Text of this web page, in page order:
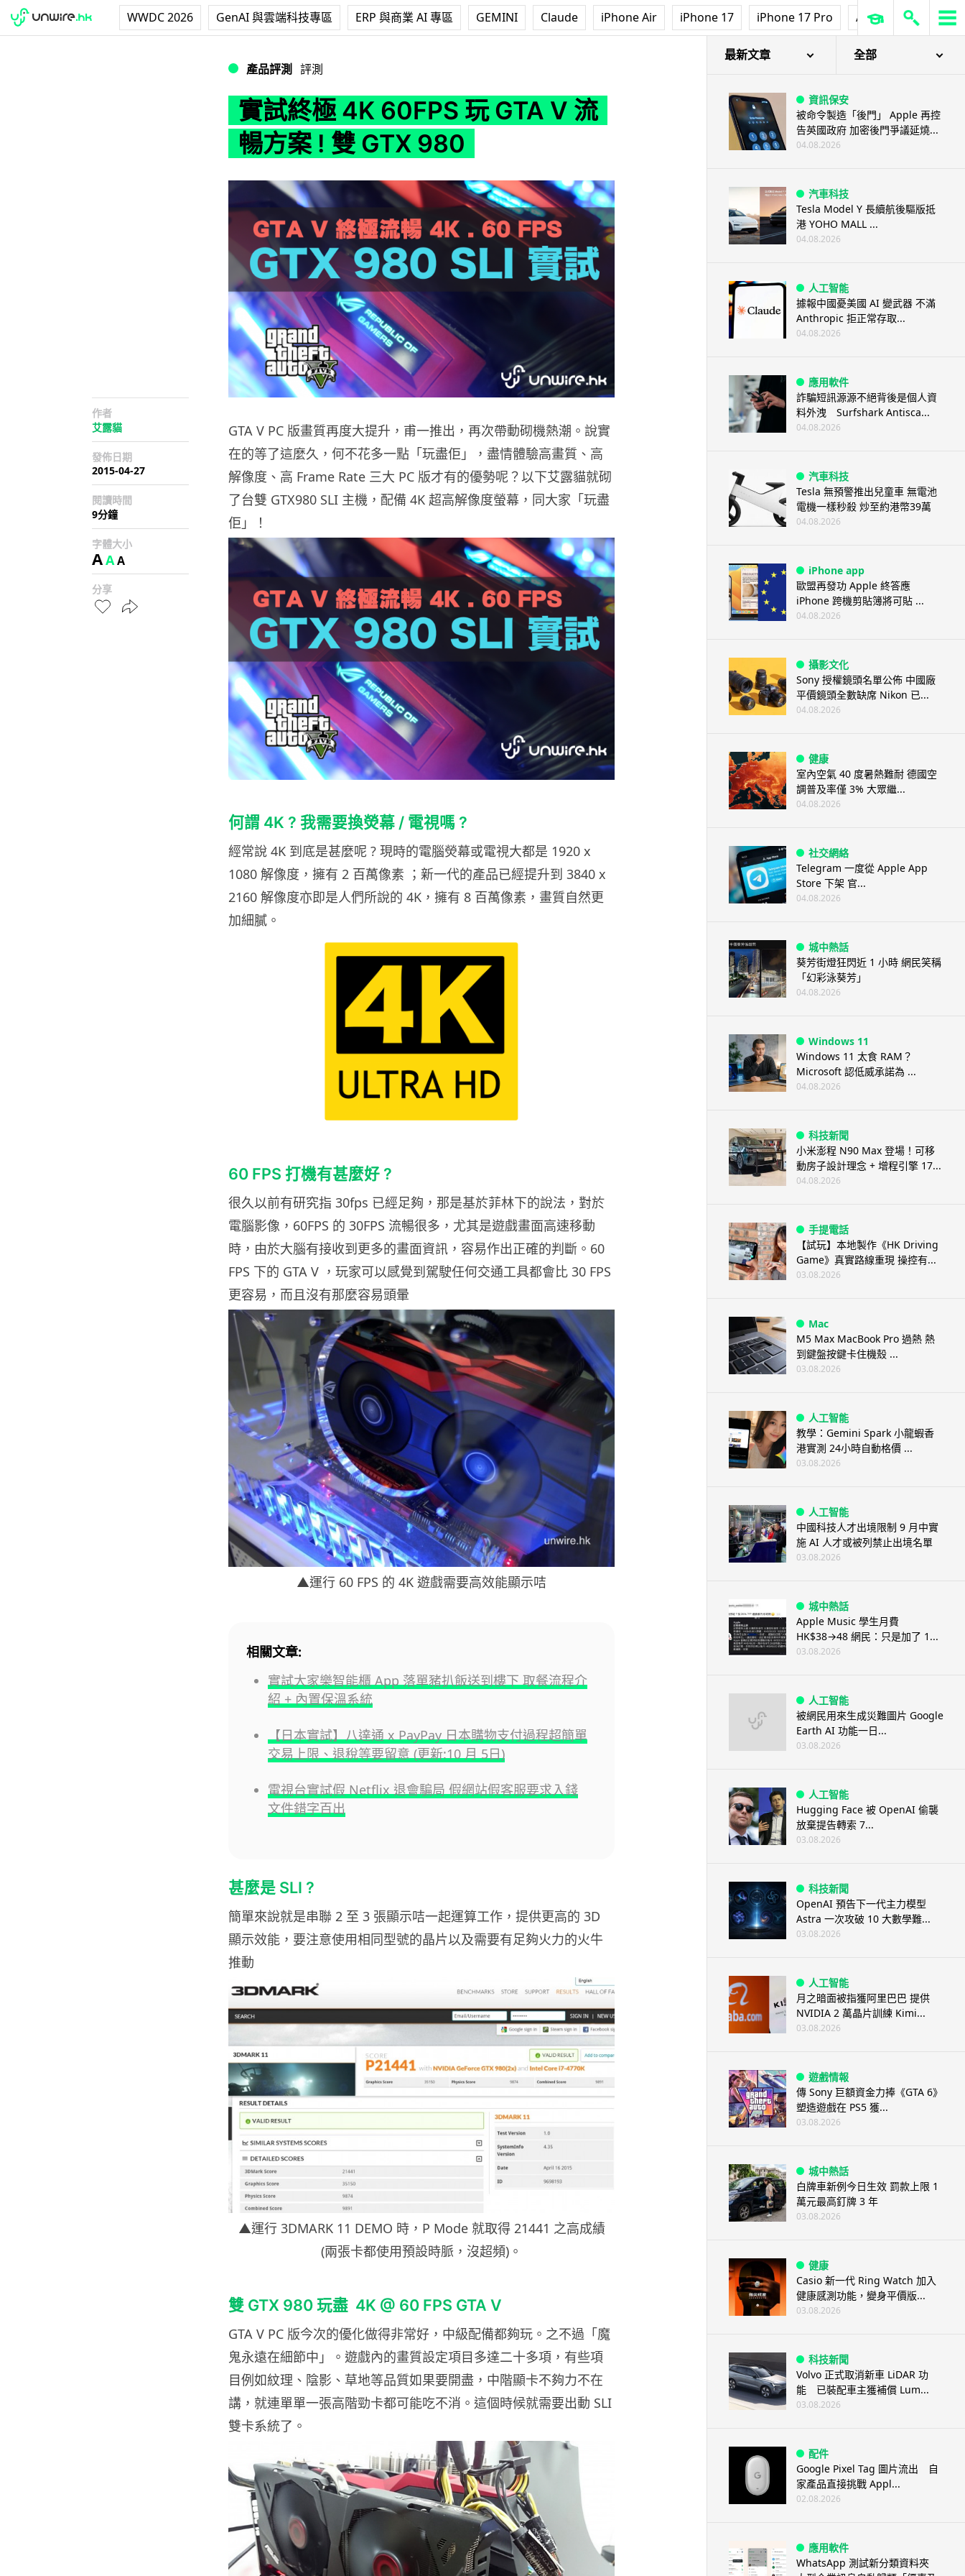
WWDC 2026 GenAI 與雲端科技專區 ERP 與商業 AI 專區 GEMINI Claude iPhone Air iPhone 17 iPhone 17 Pro AirPods Pro 3
產品評測 評測
實試終極 4K 60FPS 玩 GTA V 流
暢方案 ! 雙 GTX 980
作者
艾露貓
發佈日期
2015-04-27
閱讀時間
9分鐘
字體大小
AAA
分享
GTA V PC 版畫質再度大提升，甫一推出，再次帶動砌機熱潮。說實
在的等了這麼久，何不花多一點「玩盡佢」，盡情體驗高畫質、高
解像度、高 Frame Rate 三大 PC 版才有的優勢呢？以下艾露貓就砌
了台雙 GTX980 SLI 主機，配備 4K 超高解像度螢幕，同大家「玩盡
佢」！
何謂 4K ? 我需要換熒幕 / 電視嗎 ?
經常說 4K 到底是甚麼呢 ? 現時的電腦熒幕或電視大都是 1920 x
1080 解像度，擁有 2 百萬像素 ；新一代的產品已經提升到 3840 x
2160 解像度亦即是人們所說的 4K，擁有 8 百萬像素，畫質自然更
加細膩。
60 FPS 打機有甚麼好 ?
很久以前有研究指 30fps 已經足夠，那是基於菲林下的說法，對於
電腦影像，60FPS 的 30FPS 流暢很多，尤其是遊戲畫面高速移動
時，由於大腦有接收到更多的畫面資訊，容易作出正確的判斷。60
FPS 下的 GTA V ，玩家可以感覺到駕駛任何交通工具都會比 30 FPS
更容易，而且沒有那麼容易頭暈
▲運行 60 FPS 的 4K 遊戲需要高效能顯示咭
相關文章:
實試大家樂智能櫃 App 落單豬扒飯送到樓下 取餐流程介
紹 + 內置保溫系統
【日本實試】八達通 x PayPay 日本購物支付過程超簡單
交易上限、退稅等要留意 (更新:10 月 5日)
電視台實試假 Netflix 退會騙局 假網站假客服要求入錢
文件錯字百出
甚麼是 SLI ?
簡單來說就是串聯 2 至 3 張顯示咭一起運算工作，提供更高的 3D
顯示效能，要注意使用相同型號的晶片以及需要有足夠火力的火牛
推動
▲運行 3DMARK 11 DEMO 時，P Mode 就取得 21441 之高成績
(兩張卡都使用預設時脈，沒超頻)。
雙 GTX 980 玩盡 4K @ 60 FPS GTA V
GTA V PC 版今次的優化做得非常好，中級配備都夠玩。之不過「魔
鬼永遠在細節中」。遊戲內的畫質設定項目多達二十多項，有些項
目例如紋理、陰影、草地等品質如果要開盡，中階顯卡不夠力不在
講，就連單單一張高階勁卡都可能吃不消。這個時候就需要出動 SLI
雙卡系統了。
最新文章 全部
資訊保安
被命令製造「後門」 Apple 再控
告英國政府 加密後門爭議延燒...
04.08.2026
汽車科技
Tesla Model Y 長續航後驅版抵
港 YOHO MALL ...
04.08.2026
人工智能
據報中國憂美國 AI 變武器 不滿
Anthropic 拒正常存取...
04.08.2026
應用軟件
詐騙短訊源源不絕背後是個人資
料外洩 Surfshark Antisca...
04.08.2026
汽車科技
Tesla 無預警推出兒童車 無電池
電機一樣秒殺 炒至約港幣39萬
04.08.2026
iPhone app
歐盟再發功 Apple 終答應
iPhone 跨機剪貼簿將可貼 ...
04.08.2026
攝影文化
Sony 授權鏡頭名單公佈 中國廠
平價鏡頭全數缺席 Nikon 已...
04.08.2026
健康
室內空氣 40 度暑熱難耐 德國空
調普及率僅 3% 大眾繼...
04.08.2026
社交網絡
Telegram 一度從 Apple App
Store 下架 官...
04.08.2026
城中熱話
葵芳街燈狂閃近 1 小時 網民笑稱
「幻彩泳葵芳」
04.08.2026
Windows 11
Windows 11 太食 RAM？
Microsoft 認低威承諾為 ...
04.08.2026
科技新聞
小米澎程 N90 Max 登場！可移
動房子設計理念 + 增程引擎 17...
04.08.2026
手提電話
【試玩】本地製作《HK Driving
Game》真實路線重現 操控有...
03.08.2026
Mac
M5 Max MacBook Pro 過熱 熱
到鍵盤按鍵卡住機殼 ...
03.08.2026
人工智能
教學：Gemini Spark 小龍蝦香
港實測 24小時自動格價 ...
03.08.2026
人工智能
中國科技人才出境限制 9 月中實
施 AI 人才或被列禁止出境名單
03.08.2026
城中熱話
Apple Music 學生月費
HK$38→48 網民：只是加了 1...
03.08.2026
人工智能
被網民用來生成災難圖片 Google
Earth AI 功能一日...
03.08.2026
人工智能
Hugging Face 被 OpenAI 偷襲
放棄提告轉索 7...
03.08.2026
科技新聞
OpenAI 預告下一代主力模型
Astra 一次攻破 10 大數學難...
03.08.2026
人工智能
月之暗面被指獲阿里巴巴 提供
NVIDIA 2 萬晶片訓練 Kimi...
03.08.2026
遊戲情報
傳 Sony 巨額資金力捧《GTA 6》
塑造遊戲在 PS5 獲...
03.08.2026
城中熱話
白牌車新例今日生效 罰款上限 1
萬元最高釘牌 3 年
03.08.2026
健康
Casio 新一代 Ring Watch 加入
健康感測功能，變身平價版...
03.08.2026
科技新聞
Volvo 正式取消新車 LiDAR 功
能 已裝配車主獲補償 Lum...
03.08.2026
配件
Google Pixel Tag 圖片流出 自
家產品直接挑戰 Appl...
02.08.2026
應用軟件
WhatsApp 測試新分類資料夾